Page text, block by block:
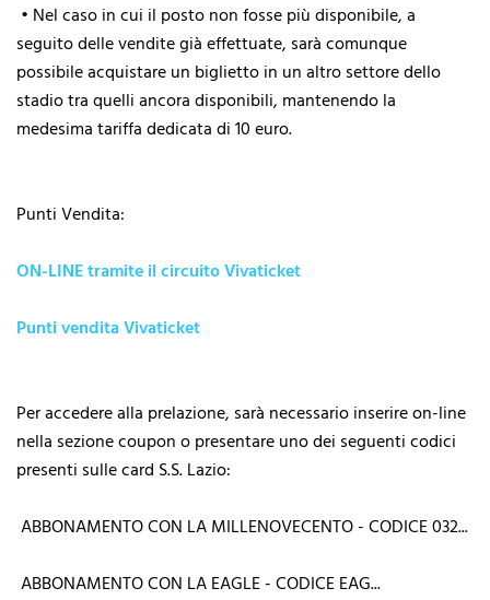
• Nel caso in cui il posto non fosse più disponibile, a
seguito delle vendite già effettuate, sarà comunque
possibile acquistare un biglietto in un altro settore dello
stadio tra quelli ancora disponibili, mantenendo la
medesima tariffa dedicata di 10 euro.
Punti Vendita:
ON-LINE tramite il circuito Vivaticket
Punti vendita Vivaticket
Per accedere alla prelazione, sarà necessario inserire on-line
nella sezione coupon o presentare uno dei seguenti codici
presenti sulle card S.S. Lazio:
ABBONAMENTO CON LA MILLENOVECENTO - CODICE 032...
ABBONAMENTO CON LA EAGLE - CODICE EAG...